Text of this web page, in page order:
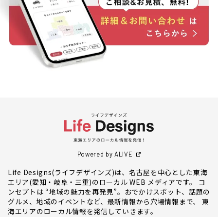
Powered by ALIVE
Life Designs(ライフデザインズ)は、名古屋を中心とした東海
エリア(愛知・岐阜・三重)のローカル WEB メディアです。 コ
ンセプトは “地域の魅力を再発見”。おでかけスポット、話題の
グルメ、地域のイベントなど、最新情報から穴場情報まで、 東
海エリアのローカル情報を発信していきます。